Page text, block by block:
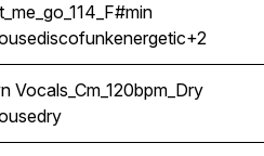
discofunkenergetic+2
Vocals_Cm_120bpm_Dry
dry